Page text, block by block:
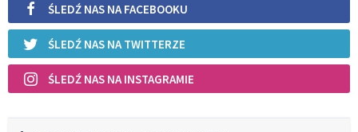
ŚLEDŹ NAS NA FACEBOOKU
ŚLEDŹ NAS NA TWITTERZE
ŚLEDŹ NAS NA INSTAGRAMIE